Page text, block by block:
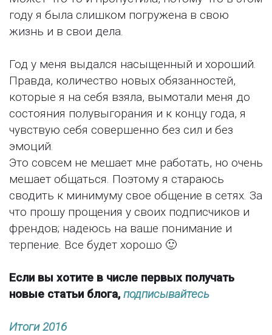
году я была слишком погружена в свою
жизнь и в свои дела.
Год у меня выдался насыщенный и хороший.
Правда, количество новых обязанностей,
которые я на себя взяла, вымотали меня до
состояния полувыгорания и к концу года, я
чувствую себя совершенно без сил и без
эмоций.
Это совсем не мешает мне работать, но очень
мешает общаться. Поэтому я стараюсь
сводить к минимуму свое общение в сетях. За
что прошу прощения у своих подписчиков и
френдов; надеюсь на ваше понимание и
терпение. Все будет хорошо 🙂
Если вы хотите в числе первых получать
новые статьи блога, подписывайтесь
Итоги 2016